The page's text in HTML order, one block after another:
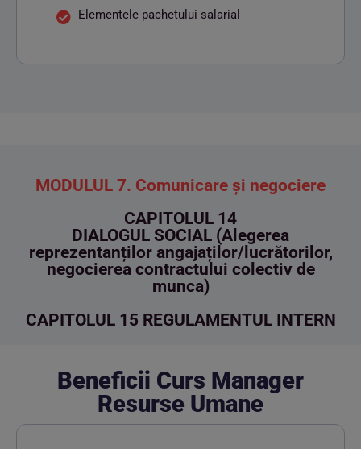
Elementele pachetului salarial
MODULUL 7. Comunicare și negociere
CAPITOLUL 14
DIALOGUL SOCIAL (Alegerea
reprezentanților angajaților/lucrătorilor,
negocierea contractului colectiv de
munca)
CAPITOLUL 15 REGULAMENTUL INTERN
Beneficii Curs Manager
Resurse Umane